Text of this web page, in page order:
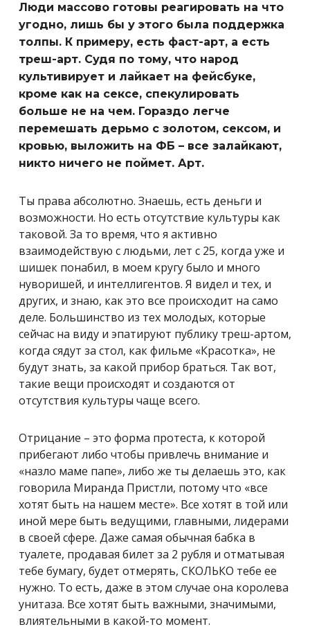
Люди массово готовы реагировать на что
угодно, лишь бы у этого была поддержка
толпы. К примеру, есть фаст-арт, а есть
треш-арт. Судя по тому, что народ
культивирует и лайкает на фейсбуке,
кроме как на сексе, спекулировать
больше не на чем. Гораздо легче
перемешать дерьмо с золотом, сексом, и
кровью, выложить на ФБ – все залайкают,
никто ничего не поймет. Арт.
Ты права абсолютно. Знаешь, есть деньги и
возможности. Но есть отсутствие культуры как
таковой. За то время, что я активно
взаимодействую с людьми, лет с 25, когда уже и
шишек понабил, в моем кругу было и много
нуворишей, и интеллигентов. Я видел и тех, и
других, и знаю, как это все происходит на само
деле. Большинство из тех молодых, которые
сейчас на виду и эпатируют публику треш-артом,
когда сядут за стол, как фильме «Красотка», не
будут знать, за какой прибор браться. Так вот,
такие вещи происходят и создаются от
отсутствия культуры чаще всего.
Отрицание – это форма протеста, к которой
прибегают либо чтобы привлечь внимание и
«назло маме папе», либо же ты делаешь это, как
говорила Миранда Пристли, потому что «все
хотят быть на нашем месте». Все хотят в той или
иной мере быть ведущими, главными, лидерами
в своей сфере. Даже самая обычная бабка в
туалете, продавая билет за 2 рубля и отматывая
тебе бумагу, будет отмерять, СКОЛЬКО тебе ее
нужно. То есть, даже в этом случае она королева
унитаза. Все хотят быть важными, значимыми,
влиятельными в какой-то момент.